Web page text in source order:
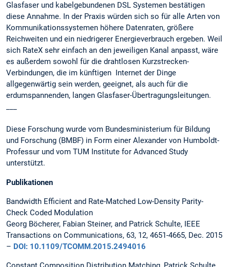
Glasfaser und kabelgebundenen DSL Systemen bestätigen
diese Annahme. In der Praxis würden sich so für alle Arten von
Kommunikationssystemen höhere Datenraten, größere
Reichweiten und ein niedrigerer Energieverbrauch ergeben. Weil
sich RateX sehr einfach an den jeweiligen Kanal anpasst, wäre
es außerdem sowohl für die drahtlosen Kurzstrecken-
Verbindungen, die im künftigen Internet der Dinge
allgegenwärtig sein werden, geeignet, als auch für die
erdumspannenden, langen Glasfaser-Übertragungsleitungen.
Diese Forschung wurde vom Bundesministerium für Bildung
und Forschung (BMBF) in Form einer Alexander von Humboldt-
Professur und vom TUM Institute for Advanced Study
unterstützt.
Publikationen
Bandwidth Efficient and Rate-Matched Low-Density Parity-
Check Coded Modulation
Georg Böcherer, Fabian Steiner, and Patrick Schulte, IEEE
Transactions on Communications, 63, 12, 4651-4665, Dec. 2015
– DOI: 10.1109/TCOMM.2015.2494016